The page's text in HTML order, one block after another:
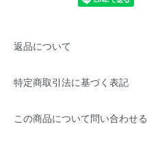
返品について
特定商取引法に基づく表記
この商品について問い合わせる